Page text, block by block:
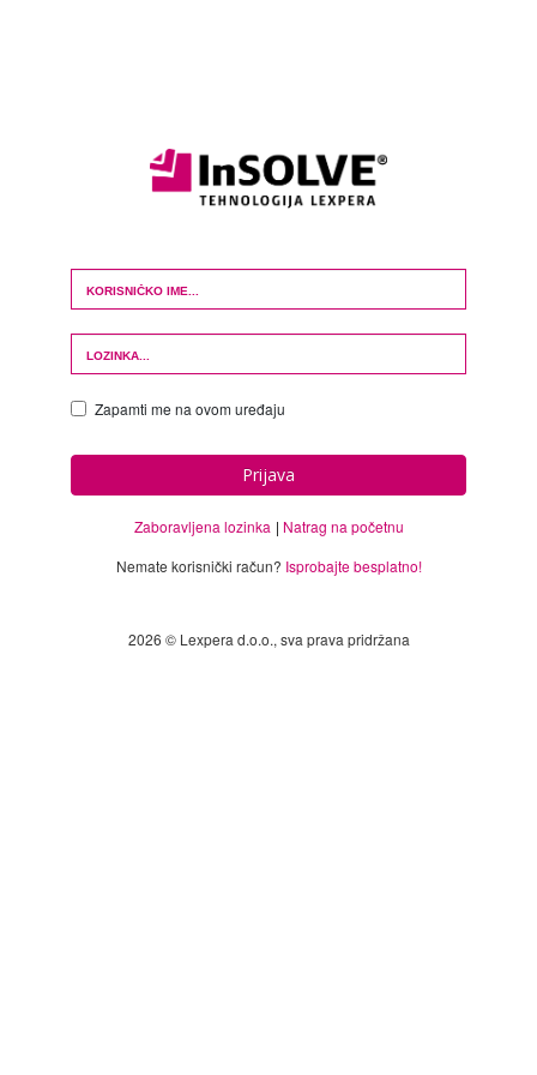
Login Form
Zapamti me na ovom uređaju
Prijava
Zaboravljena lozinka
Natrag na početnu
Nemate korisnički račun? Isprobajte besplatno!
2026 © Lexpera d.o.o., sva prava pridržana